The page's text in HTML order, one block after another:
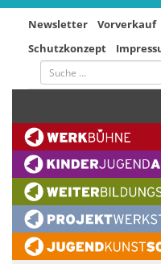
Newsletter Vorverkauf
Schutzkonzept